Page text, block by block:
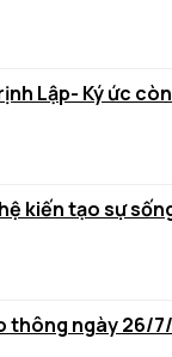
Lập- Ký ức
kiến tạo sự
thông ngày 26/